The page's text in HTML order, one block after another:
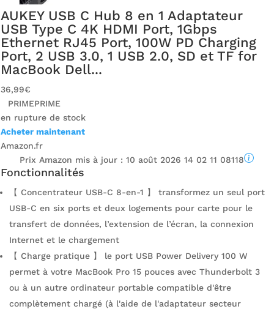
AUKEY USB C Hub 8 en 1 Adaptateur
USB Type C 4K HDMI Port, 1Gbps
Ethernet RJ45 Port, 100W PD Charging
Port, 2 USB 3.0, 1 USB 2.0, SD et TF for
MacBook Dell...
36,99€
PRIMEPRIME
en rupture de stock
Acheter maintenant
Amazon.fr
Prix ​​Amazon mis à jour :10 août 2026 14 02 11 08118
Fonctionnalités
【 Concentrateur USB-C 8-en-1 】 transformez un seul port
USB-C en six ports et deux logements pour carte pour le
transfert de données, l’extension de l’écran, la connexion
Internet et le chargement
【 Charge pratique 】 le port USB Power Delivery 100 W
permet à votre MacBook Pro 15 pouces avec Thunderbolt 3
ou à un autre ordinateur portable compatible d'être
complètement chargé (à l'aide de l'adaptateur secteur